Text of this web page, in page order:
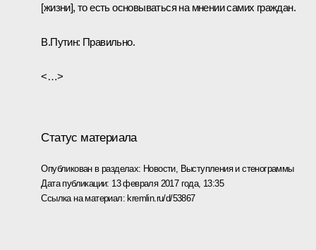
[жизни], то есть основываться на мнении самих граждан.
В.Путин: Правильно.
<…>
Статус материала
Опубликован в разделах: Новости, Выступления и стенограммы
Дата публикации: 13 февраля 2017 года, 13:35
Ссылка на материал: kremlin.ru/d/53867